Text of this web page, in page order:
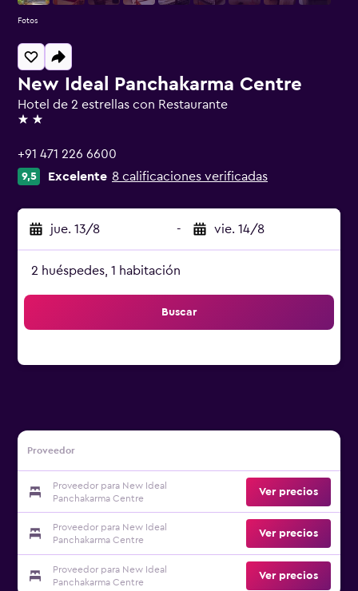
New Ideal Panchakarma Centre
Hotel de 2 estrellas con Restaurante
2 estrellas
+91 471 226 6600
9,5 Excelente 8 calificaciones verificadas
jue. 13/8 - vie. 14/8
2 huéspedes, 1 habitación
Buscar
Proveedor
Proveedor para New Ideal
Panchakarma Centre
Ver precios
Proveedor para New Ideal
Panchakarma Centre
Ver precios
Proveedor para New Ideal
Panchakarma Centre
Ver precios
Fotos